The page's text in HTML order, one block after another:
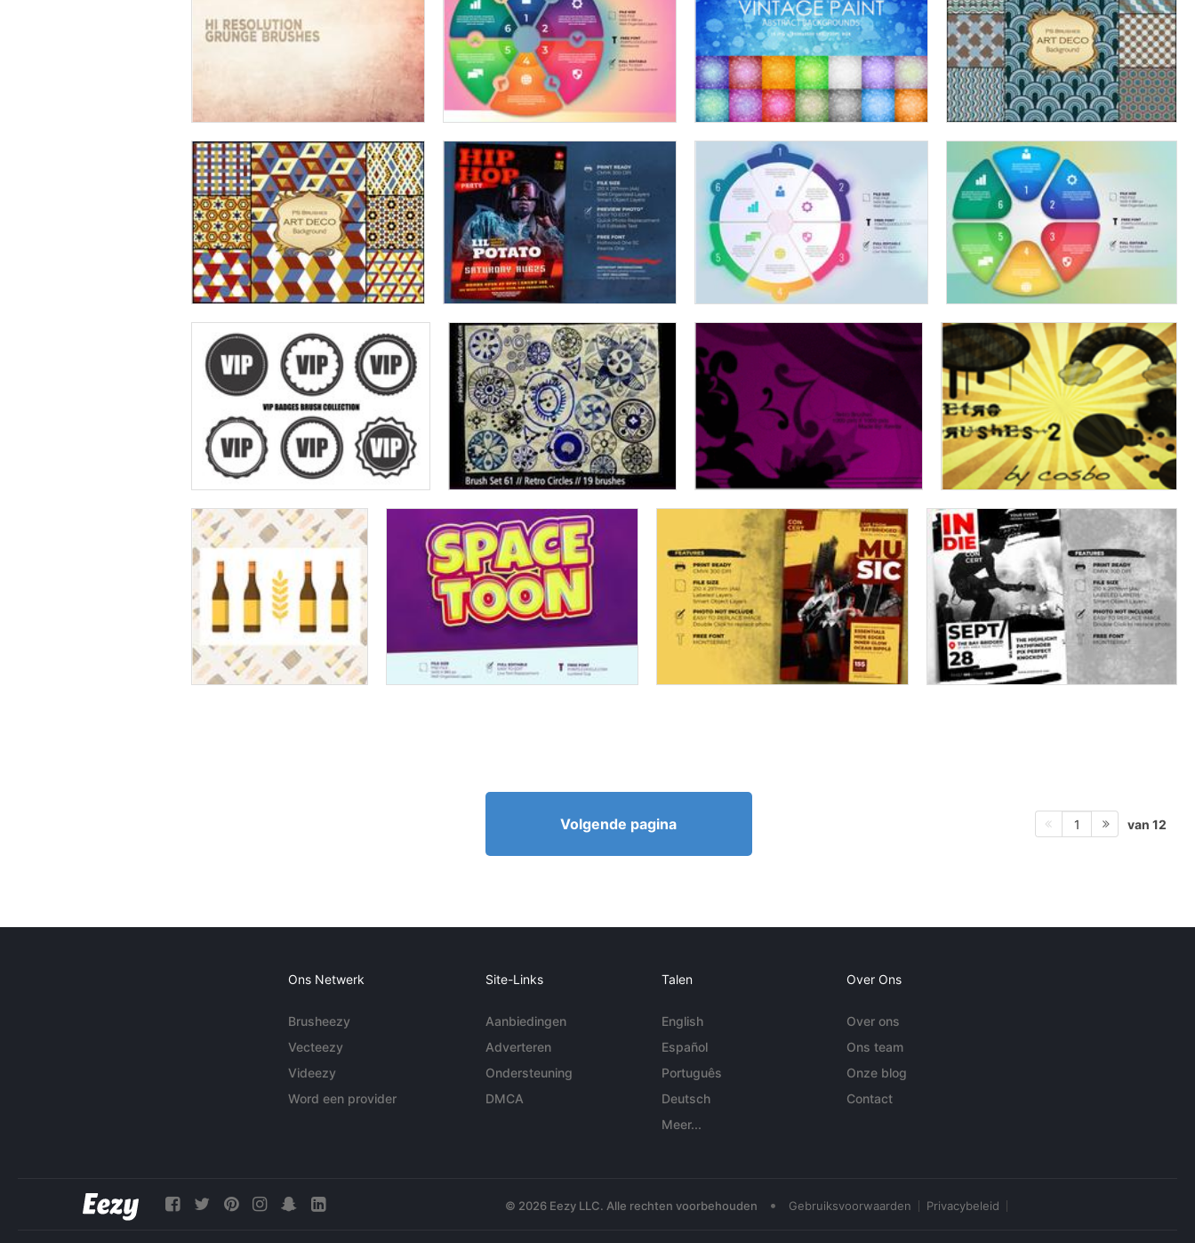
Volgende pagina 1 van 12
Ons Netwerk
Brusheezy
Vecteezy
Videezy
Word een provider
Site-Links
Aanbiedingen
Adverteren
Ondersteuning
DMCA
Talen
English
Español
Português
Deutsch
Meer...
Over Ons
Over ons
Ons team
Onze blog
Contact
© 2026 Eezy LLC. Alle rechten voorbehouden • Gebruiksvoorwaarden Privacybeleid